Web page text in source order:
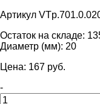
Артикул
Остаток на складе:
Диаметр (мм): 20
Цена: 167 pуб.
-